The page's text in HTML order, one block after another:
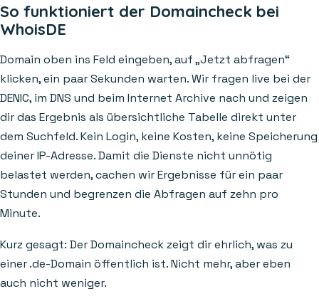
So funktioniert der Domaincheck bei
WhoisDE
Domain oben ins Feld eingeben, auf „Jetzt abfragen“
klicken, ein paar Sekunden warten. Wir fragen live bei der
DENIC, im DNS und beim Internet Archive nach und zeigen
dir das Ergebnis als übersichtliche Tabelle direkt unter
dem Suchfeld. Kein Login, keine Kosten, keine Speicherung
deiner IP-Adresse. Damit die Dienste nicht unnötig
belastet werden, cachen wir Ergebnisse für ein paar
Stunden und begrenzen die Abfragen auf zehn pro
Minute.
Kurz gesagt: Der Domaincheck zeigt dir ehrlich, was zu
einer .de-Domain öffentlich ist. Nicht mehr, aber eben
auch nicht weniger.